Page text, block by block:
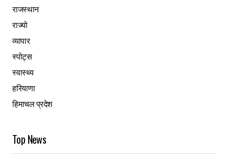
राजस्थान
राज्यो
व्यापार
स्पोट्स
स्वास्थ्य
हरियाणा
हिमाचल प्रदेश
Top News